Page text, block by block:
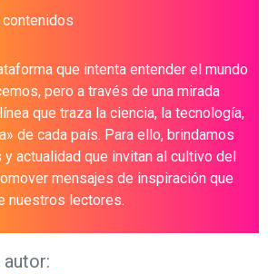
que intenta entender el mundo
pero a través de una mirada
que traza la ciencia, la tecnología,
de cada país. Para ello, brindamos
actualidad que invitan al cultivo del
mensajes de inspiración que
nuestros lectores.